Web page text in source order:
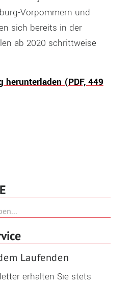
Vorpommern und
sich bereits in der
ab 2020 schrittweise
herunterladen (PDF, 449
Laufenden
erhalten Sie stets